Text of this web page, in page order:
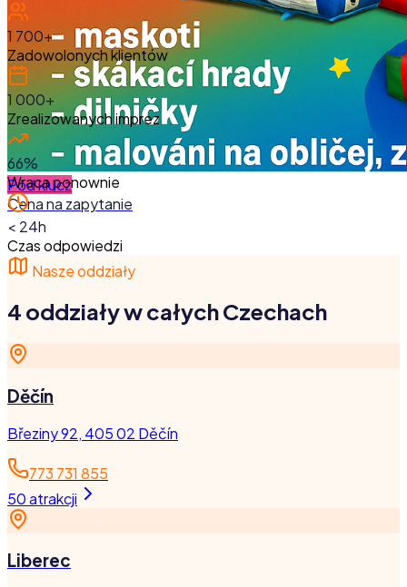
Pod klucz
Cena na zapytanie
1 700+
Zadowolonych klientów
1 000+
Zrealizowanych imprez
66%
Wraca ponownie
< 24h
Czas odpowiedzi
Nasze oddziały
4 oddziały w całych Czechach
Děčín
Březiny 92, 405 02 Děčín
773 731 855
50atrakcji
Liberec